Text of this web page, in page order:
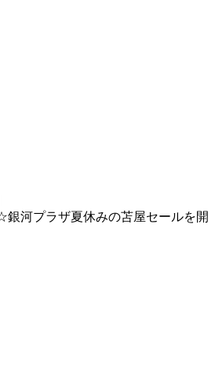
プラザ夏休みの苫屋セールを開